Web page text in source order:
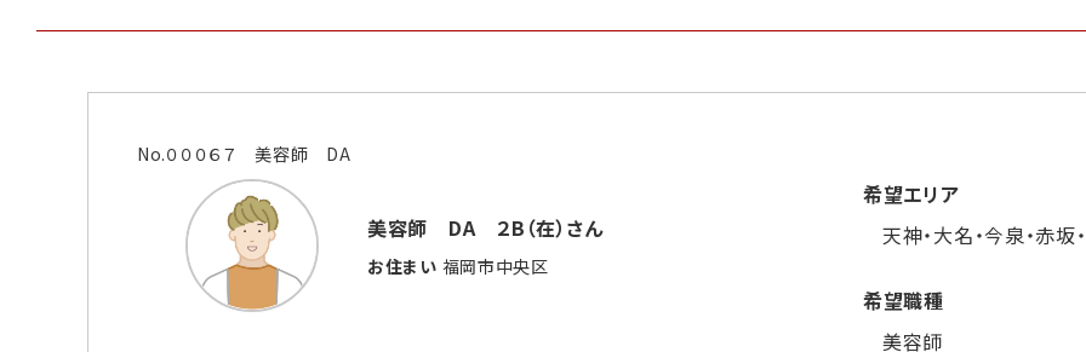
No.０００６７ 美容師 DA
美容師 DA ２B（在）さん
お住まい 福岡市中央区
希望エリア
天神・大名・今泉・赤坂
希望職種
美容師